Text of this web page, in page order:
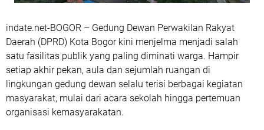
indate.net-BOGOR – Gedung Dewan Perwakilan Rakyat
Daerah (DPRD) Kota Bogor kini menjelma menjadi salah
satu fasilitas publik yang paling diminati warga. Hampir
setiap akhir pekan, aula dan sejumlah ruangan di
lingkungan gedung dewan selalu terisi berbagai kegiatan
masyarakat, mulai dari acara sekolah hingga pertemuan
organisasi kemasyarakatan.